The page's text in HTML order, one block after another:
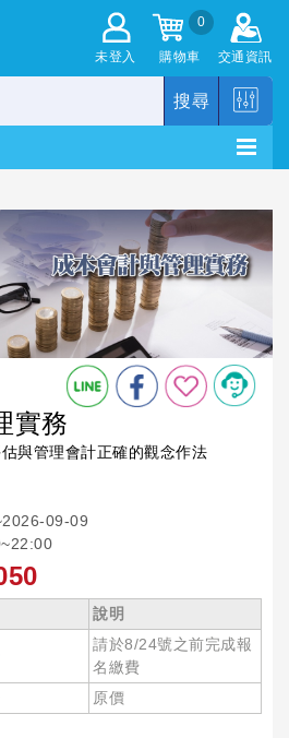
未登入
0
購物車 交通資訊
搜尋
實務
與管理會計正確的觀念作法
09-09
說明
請於8/24號之前完成報
名繳費
原價